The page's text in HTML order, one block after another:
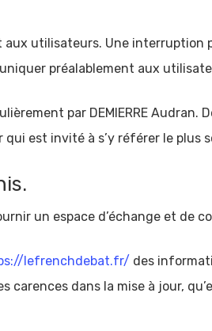
aux utilisateurs. Une
préalablement aux
par DEMIERRE
est invité à s’y référer le plus
un espace d’échange et de
lefrenchdebat.fr/ des
carences dans la mise à jour,